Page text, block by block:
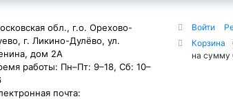
обл., г.о. Орехово-
г. Ликино-Дулёво, ул.
дом 2А
работы: Пн–Пт: 9–18, Сб: 10–
почта:
Войти
Корзина
на сумму